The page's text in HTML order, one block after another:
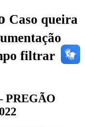
Caso queira
filtrar
PREGÃO